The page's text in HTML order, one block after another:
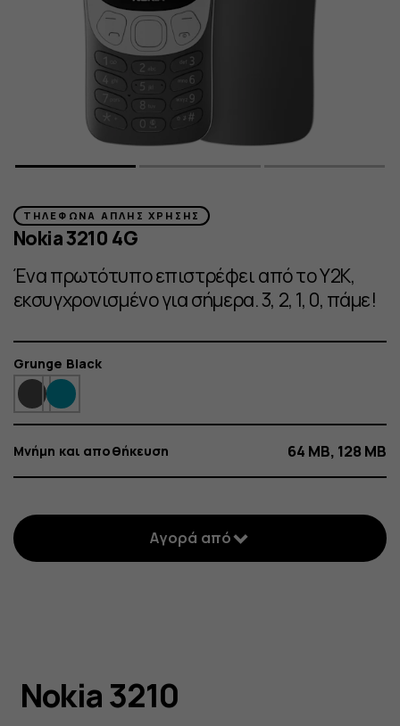
ΤΗΛΈΦΩΝΑ ΑΠΛΉΣ ΧΡΉΣΗΣ
Nokia 3210 4G
Ένα πρωτότυπο επιστρέφει από το Y2K,
εκσυγχρονισμένο για σήμερα. 3, 2, 1, 0, πάμε!
Χρώμα
Grunge Black
Μνήμη και αποθήκευση 64 MB, 128 MB
Αγορά από
Nokia 3210
Nokia 3210